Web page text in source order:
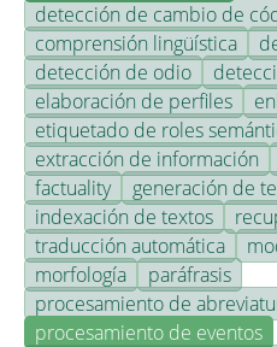
detección de cambio de
comprensión lingüística
detección de odio
elaboración de perfiles
etiquetado de roles
extracción de información
factuality
generación de
indexación de textos
traducción automática
morfología
paráfrasis
procesamiento de
procesamiento de eventos